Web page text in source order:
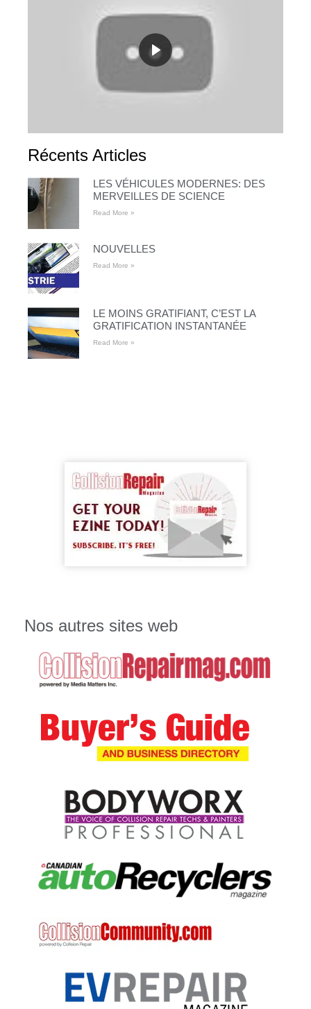
Récents Articles
LES VÉHICULES MODERNES: DES
MERVEILLES DE SCIENCE
Read More »
NOUVELLES
Read More »
LE MOINS GRATIFIANT, C’EST LA
GRATIFICATION INSTANTANÉE
Read More »
Nos autres sites web